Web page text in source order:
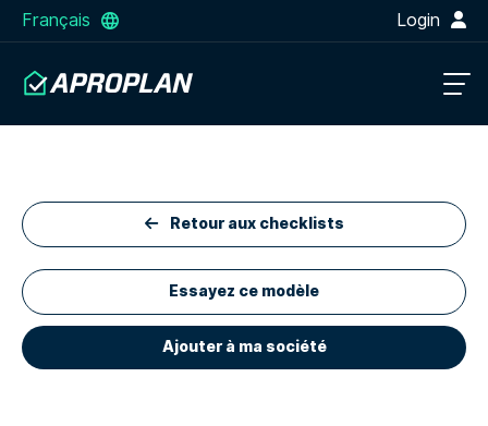
Français Login
Retour aux checklists
Essayez ce modèle
Ajouter à ma société